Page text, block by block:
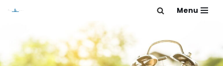
contenido
Menu